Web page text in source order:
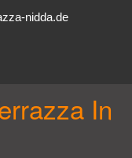
nidda.de
In